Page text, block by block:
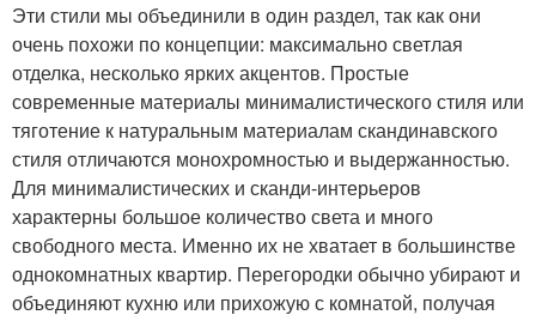
Эти стили мы объединили в один раздел, так как они
очень похожи по концепции: максимально светлая
отделка, несколько ярких акцентов. Простые
современные материалы минималистического стиля или
тяготение к натуральным материалам скандинавского
стиля отличаются монохромностью и выдержанностью.
Для минималистических и сканди-интерьеров
характерны большое количество света и много
свободного места. Именно их не хватает в большинстве
однокомнатных квартир. Перегородки обычно убирают и
объединяют кухню или прихожую с комнатой, получая